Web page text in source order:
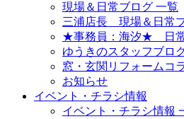
現場＆日常ブログ 一覧
三浦店長 現場＆日常
★事務員：海汐★ 日
ゆうきのスタッフブロ
窓・玄関リフォームコ
お知らせ
イベント・チラシ情報
イベント・チラシ情報